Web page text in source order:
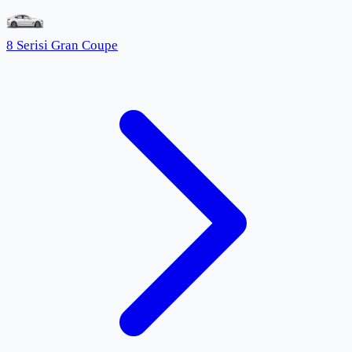
8 Serisi Gran Coupe